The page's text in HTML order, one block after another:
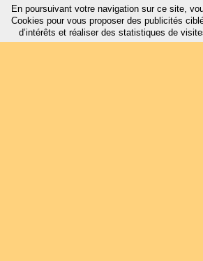
En poursuivant votre navigation sur ce site,
Cookies pour vous proposer des publicités
d’intérêts et réaliser des statistiques de